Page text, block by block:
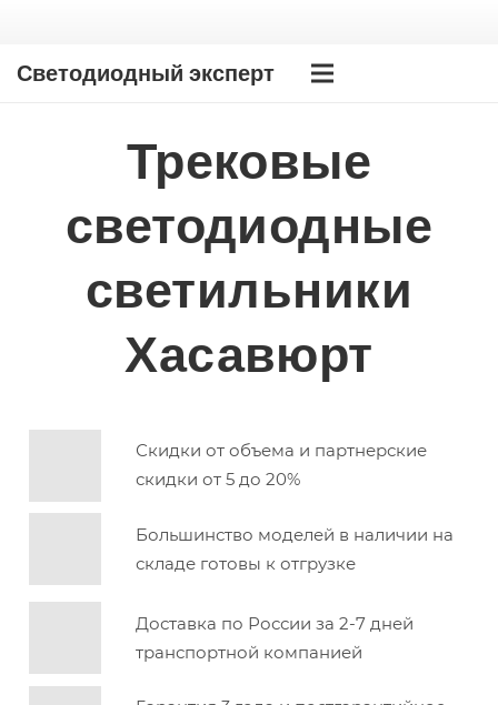
Светодиодный эксперт
Трековые
светодиодные
светильники
Хасавюрт
Скидки от объема и партнерские
скидки от 5 до 20%
Большинство моделей в наличии на
складе готовы к отгрузке
Доставка по России за 2-7 дней
транспортной компанией